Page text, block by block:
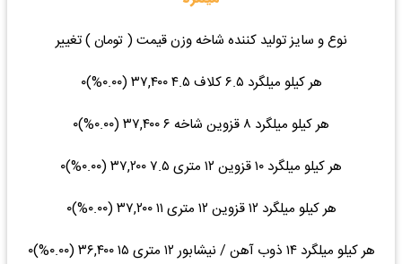
نوع و سایز تولید کننده شاخه وزن قیمت ( تومان ) تغییر
هر کیلو میلگرد ۶.۵ کلاف ۴.۵ ۳۷,۴۰۰ (۰.۰۰%)۰
هر کیلو میلگرد ۸ قزوین شاخه ۶ ۳۷,۴۰۰ (۰.۰۰%)۰
هر کیلو میلگرد ۱۰ قزوین ۱۲ متری ۷.۵ ۳۷,۲۰۰ (۰.۰۰%)۰
هر کیلو میلگرد ۱۲ قزوین ۱۲ متری ۱۱ ۳۷,۲۰۰ (۰.۰۰%)۰
هر کیلو میلگرد ۱۴ ذوب آهن / نیشابور ۱۲ متری ۱۵ ۳۶,۴۰۰ (۰.۰۰%)۰